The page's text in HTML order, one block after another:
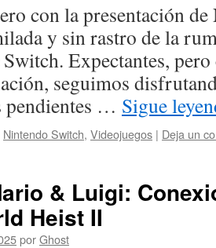
con la presentación
y sin rastro de la
Switch. Expectantes,
seguimos
pendientes … Sigue
Nintendo Switch, Videojuegos | Deja un
& Luigi:
Heist II
porGhost